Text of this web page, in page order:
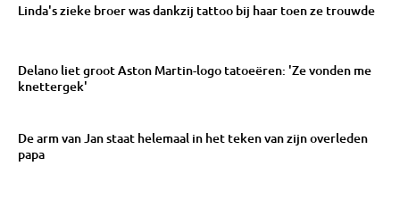
Linda's zieke broer was dankzij tattoo bij haar toen ze trouwde
Delano liet groot Aston Martin-logo tatoeëren: 'Ze vonden me
knettergek'
De arm van Jan staat helemaal in het teken van zijn overleden
papa